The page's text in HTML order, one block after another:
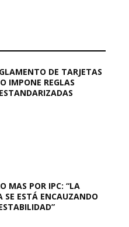
DE TARJETAS
IMPONE REGLAS
MAS POR IPC: “LA
SE ESTÁ ENCAUZANDO